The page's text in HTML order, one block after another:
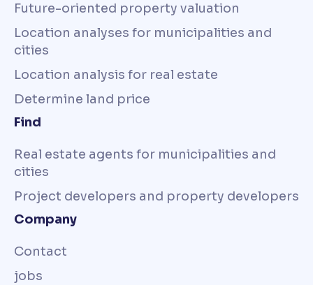
Future-oriented property valuation
Location analyses for municipalities and
cities
Location analysis for real estate
Determine land price
Find
Real estate agents for municipalities and
cities
Project developers and property developers
Company
Contact
jobs